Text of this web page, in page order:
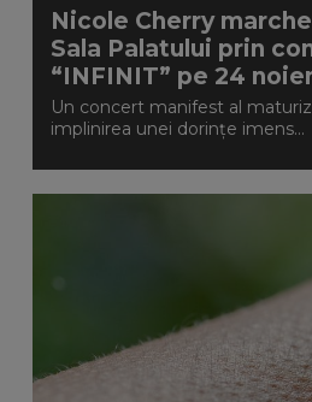
Nicole Cherry
Sala Palatului prin
“INFINIT” pe 24
Un concert manifest al
implinirea unei dorințe imens...